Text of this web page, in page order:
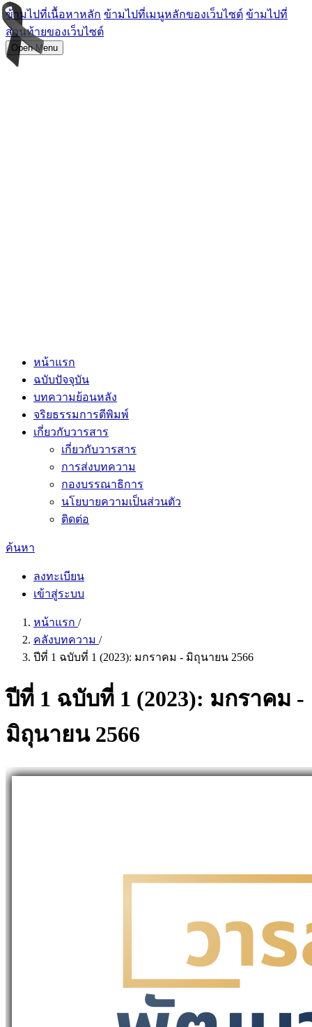
ข้ามไปที่เนื้อหาหลัก ข้ามไปที่เมนูหลักของเว็บไซต์ ข้ามไปที่
ส่วนท้ายของเว็บไซต์
Open Menu
หน้าแรก
ฉบับปัจจุบัน
บทความย้อนหลัง
จริยธรรมการตีพิมพ์
เกี่ยวกับวารสาร
เกี่ยวกับวารสาร
การส่งบทความ
กองบรรณาธิการ
นโยบายความเป็นส่วนตัว
ติดต่อ
ค้นหา
ลงทะเบียน
เข้าสู่ระบบ
หน้าแรก /
คลังบทความ /
ปีที่ 1 ฉบับที่ 1 (2023): มกราคม - มิถุนายน 2566
ปีที่ 1 ฉบับที่ 1 (2023): มกราคม -
มิถุนายน 2566